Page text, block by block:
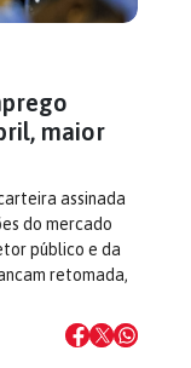
maior
assinada
do mercado
público e da
retomada,